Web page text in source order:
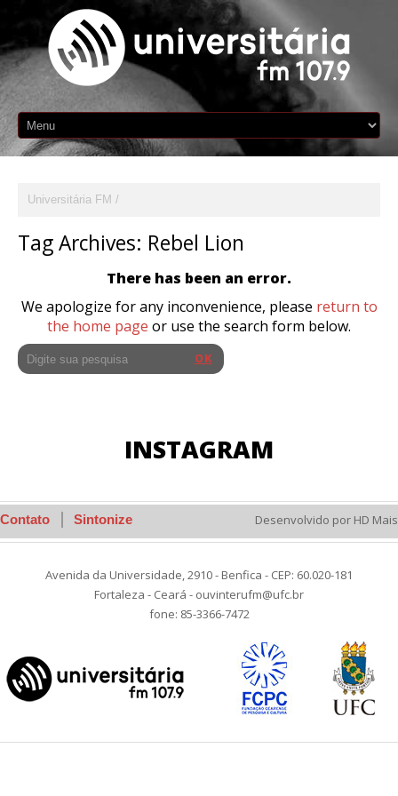
Universitária FM
Tag Archives: Rebel Lion
There has been an error.
We apologize for any inconvenience, please return to
the home page or use the search form below.
INSTAGRAM
Contato Sintonize Desenvolvido por HD Mais
Avenida da Universidade, 2910 - Benfica - CEP: 60.020-181
Fortaleza - Ceará - ouvinterufm@ufc.br
fone: 85-3366-7472